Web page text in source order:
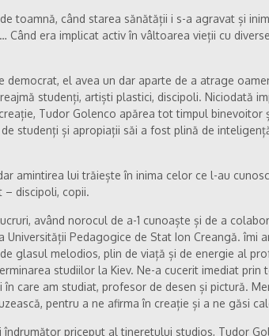
toamnă, când starea sănătății i s-a agravat și
Când era implicat activ în vâltoarea vieții cu
democrat, el avea un dar aparte de a atrage
studenți, artiști plastici, discipoli. Niciodată
Tudor Golenco apărea tot timpul binevoitor
studenți și apropiații săi a fost plină de
amintirea lui trăiește în inima celor ce l-au
discipoli, copii.
având norocul de a-1 cunoaște și de a
Universității Pedagogice de Stat Ion Creangă. îmi
glasul melodios, plin de viață și de energie al
studiilor la Kiev. Ne-a cucerit imediat prin
care am studiat, profesor de desen și pictură.
pentru a ne afirma în creație și a ne găsi
priceput al tineretului studios, Tudor